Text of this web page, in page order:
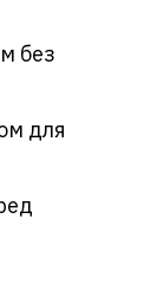
без
для